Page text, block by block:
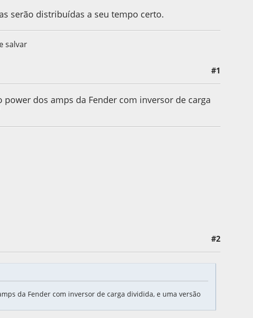
serão distribuídas a seu tempo certo.
salvar
#1
dos amps da Fender com inversor de carga
#2
da Fender com inversor de carga dividida, e uma versão